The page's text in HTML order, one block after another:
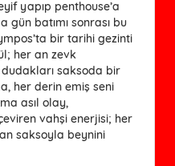
yapıp penthouse’a
gün batımı sonrası bu
bir tarihi gezinti
her an zevk
dudakları saksoda bir
her derin emiş seni
asıl olay,
vahşi enerjisi; her
saksoyla beynini